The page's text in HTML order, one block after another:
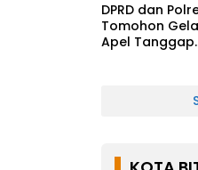
DPRD dan
Tomohon
Apel Tanggap